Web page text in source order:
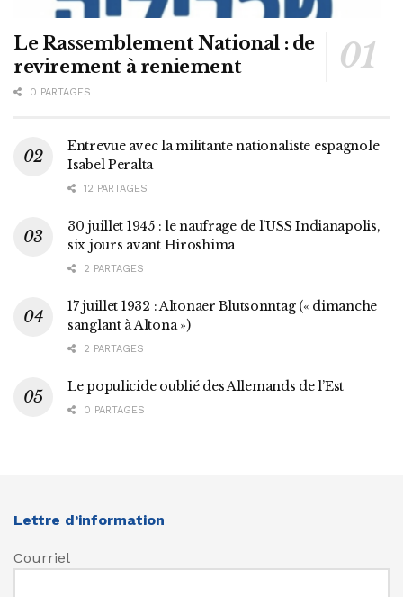
Le Rassemblement National : de
revirement à reniement
0 PARTAGES
Entrevue avec la militante nationaliste espagnole
Isabel Peralta
12 PARTAGES
30 juillet 1945 : le naufrage de l’USS Indianapolis,
six jours avant Hiroshima
2 PARTAGES
17 juillet 1932 : Altonaer Blutsonntag (« dimanche
sanglant à Altona »)
2 PARTAGES
Le populicide oublié des Allemands de l’Est
0 PARTAGES
Lettre d’information
Courriel